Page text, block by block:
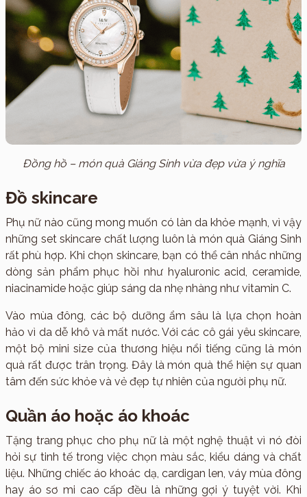
Đồng hồ – món quà Giáng Sinh vừa đẹp vừa ý nghĩa
Đồ skincare
Phụ nữ nào cũng mong muốn có làn da khỏe mạnh, vì vậy
những set skincare chất lượng luôn là món quà Giáng Sinh
rất phù hợp. Khi chọn skincare, bạn có thể cân nhắc những
dòng sản phẩm phục hồi như hyaluronic acid, ceramide,
niacinamide hoặc giúp sáng da nhẹ nhàng như vitamin C.
Vào mùa đông, các bộ dưỡng ẩm sâu là lựa chọn hoàn
hảo vì da dễ khô và mất nước. Với các cô gái yêu skincare,
một bộ mini size của thương hiệu nổi tiếng cũng là món
quà rất được trân trọng. Đây là món quà thể hiện sự quan
tâm đến sức khỏe và vẻ đẹp tự nhiên của người phụ nữ.
Quần áo hoặc áo khoác
Tặng trang phục cho phụ nữ là một nghệ thuật vì nó đòi
hỏi sự tinh tế trong việc chọn màu sắc, kiểu dáng và chất
liệu. Những chiếc áo khoác dạ, cardigan len, váy mùa đông
hay áo sơ mi cao cấp đều là những gợi ý tuyệt vời. Khi